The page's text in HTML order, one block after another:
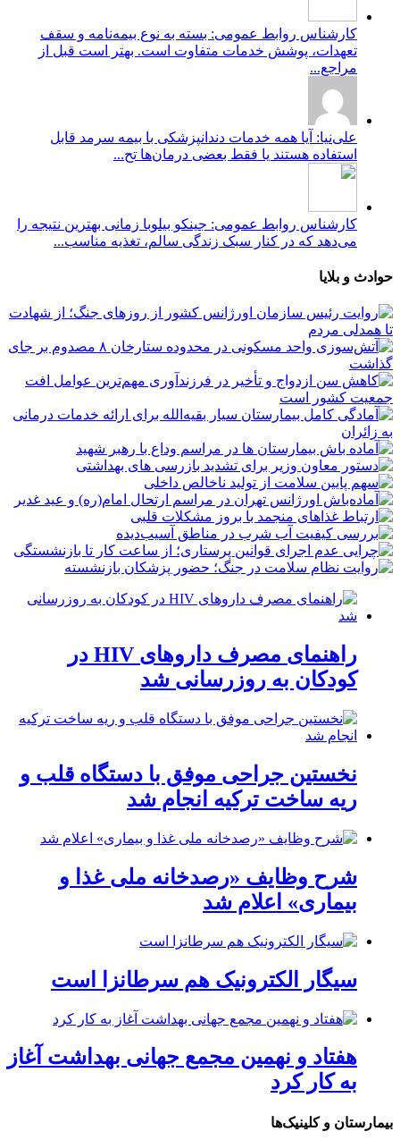
کارشناس روابط عمومی: بسته به نوع بیمه‌نامه و سقف
تعهدات، پوشش خدمات متفاوت است. بهتر است قبل از
مراجع...
علی‌نیا: آیا همه خدمات دندانپزشکی با بیمه سرمد قابل
استفاده هستند یا فقط بعضی درمان‌ها تح...
کارشناس روابط عمومی: جینکو بیلوبا زمانی بهترین نتیجه را
می‌دهد که در کنار سبک زندگی سالم، تغذیه مناسب...
حوادث و بلایا
راهنمای مصرف داروهای HIV در
کودکان به روزرسانی شد
نخستین جراحی موفق با دستگاه قلب و
ریه ساخت ترکیه انجام شد
شرح وظایف «رصدخانه ملی غذا و
بیماری» اعلام شد
سیگار الکترونیک هم سرطانزا است
هفتاد و نهمین مجمع جهانی بهداشت آغاز
به کار کرد
بیمارستان و کلینیک‌ها